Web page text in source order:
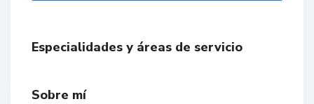
Especialidades y áreas de servicio
Sobre mí